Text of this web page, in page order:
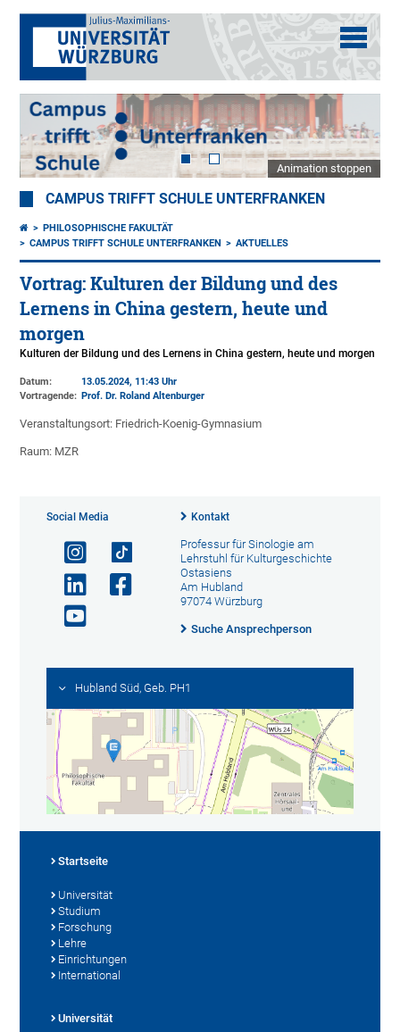
Animation stoppen
CAMPUS TRIFFT SCHULE UNTERFRANKEN
PHILOSOPHISCHE FAKULTÄT
CAMPUS TRIFFT SCHULE UNTERFRANKEN
AKTUELLES
Vortrag: Kulturen der Bildung und des
Lernens in China gestern, heute und
morgen
Kulturen der Bildung und des Lernens in China gestern, heute und morgen
Datum:
13.05.2024, 11:43 Uhr
Vortragende: Prof. Dr. Roland Altenburger
Veranstaltungsort: Friedrich-Koenig-Gymnasium
Raum: MZR
Social Media Kontakt
Professur für Sinologie am
Lehrstuhl für Kulturgeschichte
Ostasiens
Am Hubland
97074 Würzburg
Suche Ansprechperson
Hubland Süd, Geb. PH1
Startseite
Universität
Studium
Forschung
Lehre
Einrichtungen
International
Universität